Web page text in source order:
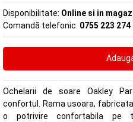
Disponibilitate: Online si in
Comandă telefonic: 0755 223 274
Ochelarii de soare Oakley
confortul. Rama usoara,
o potrivire confortabila pe